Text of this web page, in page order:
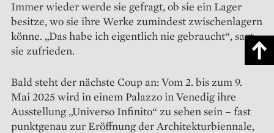
Immer wieder werde sie gefragt, ob sie ein Lager
besitze, wo sie ihre Werke zumindest zwischenlagern
könne. „Das habe ich eigentlich nie gebraucht“, sagt
sie zufrieden.
Bald steht der nächste Coup an: Vom 2. bis zum 9.
Mai 2025 wird in einem Palazzo in Venedig ihre
Ausstellung „Universo Infinito“ zu sehen sein – fast
punktgenau zur Eröffnung der Architekturbiennale,